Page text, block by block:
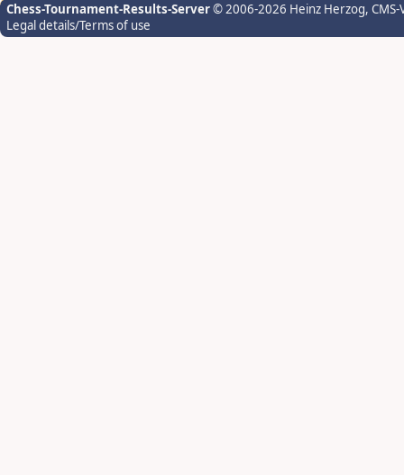
Chess-Tournament-Results-Server© 2006-2026 Heinz Herzog,
Legal details/Terms of use